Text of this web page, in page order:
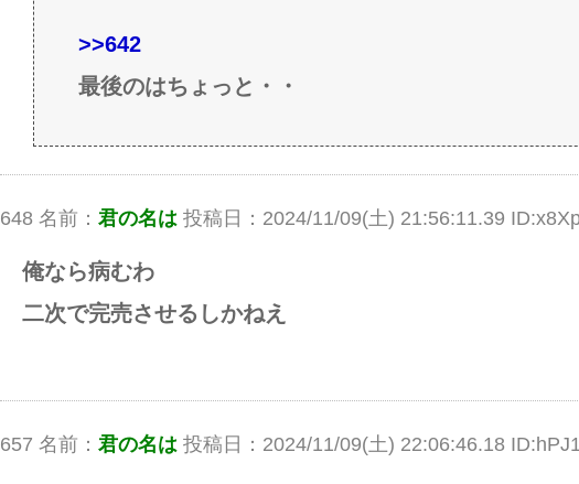
>>642
最後のはちょっと・・
648 名前： 君の名は 投稿日：2024/11/09(土) 21:56:11.39
俺なら病むわ
二次で完売させるしかねえ
657 名前： 君の名は 投稿日：2024/11/09(土) 22:06:46.18